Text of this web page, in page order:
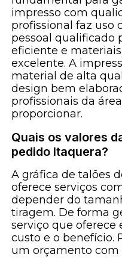
impresso com
profissional faz uso
pessoal qualificado
eficiente e
excelente. A
material de alta
design bem
profissionais da
proporcionar.
Quais os valores
pedido Itaquera?
A gráfica de talões
oferece serviços
depender do
tiragem. De forma
serviço que oferece
custo e o benefício.
um orçamento com